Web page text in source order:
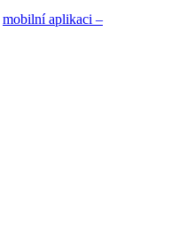
mobilní aplikaci –